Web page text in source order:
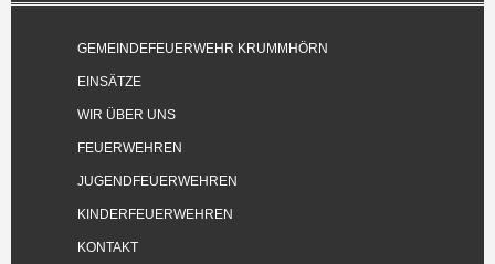
GEMEINDEFEUERWEHR KRUMMHÖRN
EINSÄTZE
WIR ÜBER UNS
FEUERWEHREN
JUGENDFEUERWEHREN
KINDERFEUERWEHREN
KONTAKT